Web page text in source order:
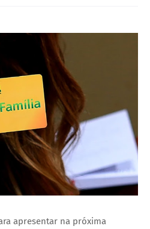
apresentar na próxima